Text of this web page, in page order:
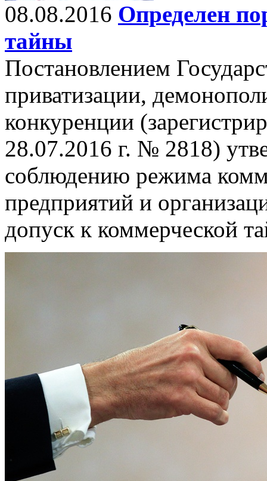
08.08.2016 Определен
тайны
Постановлением
приватизации,
конкуренции
28.07.2016 г. № 2818)
соблюдению режима
предприятий и
допуск к коммерческой